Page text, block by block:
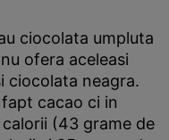
ciocolata umpluta
ofera aceleasi
ciocolata neagra.
cacao ci in
(43 grame de